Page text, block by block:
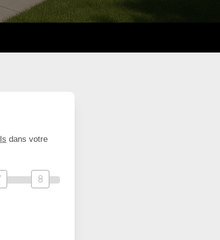
dans votre
8